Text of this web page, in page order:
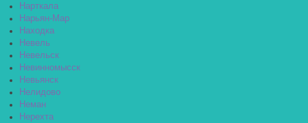
Нарткала
Нарьян-Мар
Находка
Невель
Невельск
Невинномысск
Невьянск
Нелидово
Неман
Нерехта